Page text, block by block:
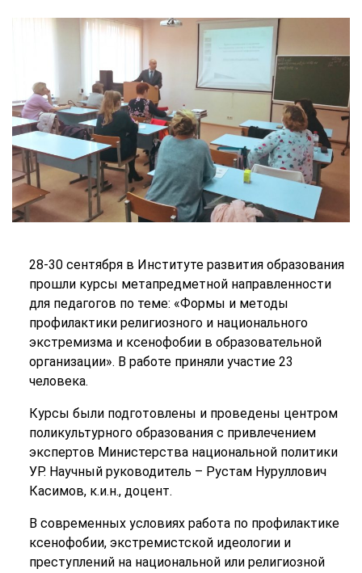
28-30 сентября в Институте развития образования
прошли курсы метапредметной направленности
для педагогов по теме: «Формы и методы
профилактики религиозного и национального
экстремизма и ксенофобии в образовательной
организации». В работе приняли участие 23
человека.
Курсы были подготовлены и проведены центром
поликультурного образования с привлечением
экспертов Министерства национальной политики
УР. Научный руководитель – Рустам Нуруллович
Касимов, к.и.н., доцент.
В современных условиях работа по профилактике
ксенофобии, экстремистской идеологии и
преступлений на национальной или религиозной